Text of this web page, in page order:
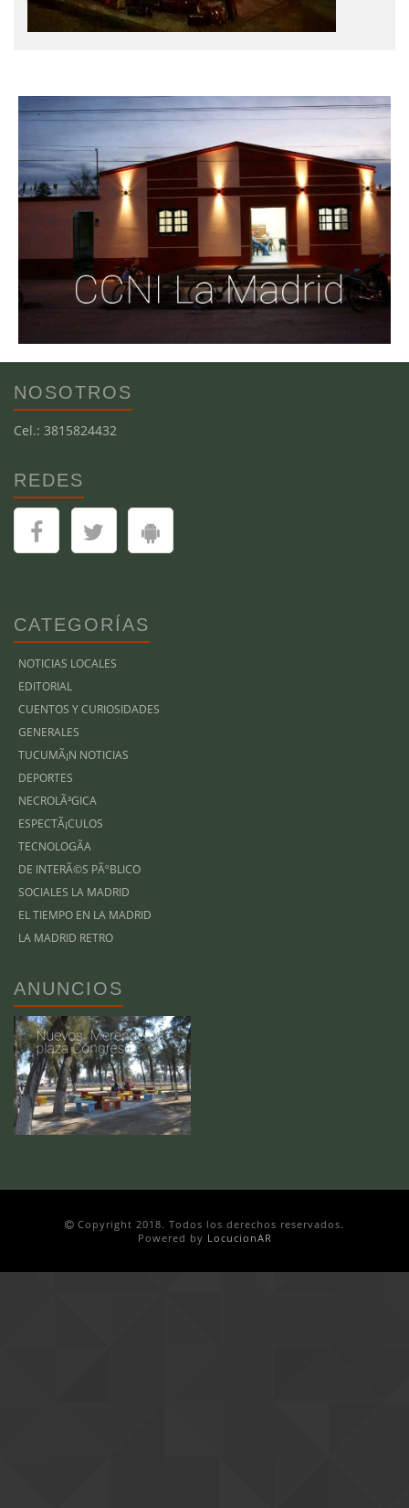
NOSOTROS
Cel.: 3815824432
REDES
CATEGORÍAS
NOTICIAS LOCALES
EDITORIAL
CUENTOS Y CURIOSIDADES
GENERALES
TUCUMÃ¡N NOTICIAS
DEPORTES
NECROLÃ³GICA
ESPECTÃ¡CULOS
TECNOLOGÃ­A
DE INTERÃ©S PÃºBLICO
SOCIALES LA MADRID
EL TIEMPO EN LA MADRID
LA MADRID RETRO
ANUNCIOS
Copyright 2018. Todos los derechos reservados.
Powered by LocucionAR